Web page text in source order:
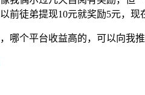
前徒弟提现10元就奖励5元，现
哪个平台收益高的，可以向我